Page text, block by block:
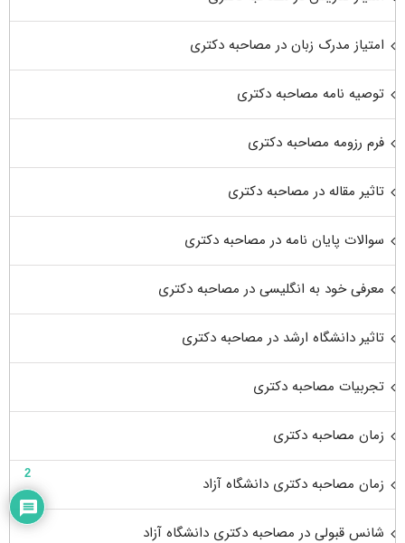
امتیاز مدرک زبان در مصاحبه دکتری
توصیه نامه مصاحبه دکتری
فرم رزومه مصاحبه دکتری
تاثیر مقاله در مصاحبه دکتری
سوالات پایان نامه در مصاحبه دکتری
معرفی خود به انگلیسی در مصاحبه دکتری
تاثیر دانشگاه ارشد در مصاحبه دکتری
تجربیات مصاحبه دکتری
زمان مصاحبه دکتری
زمان مصاحبه دکتری دانشگاه آزاد
شانس قبولی در مصاحبه دکتری دانشگاه آزاد
2